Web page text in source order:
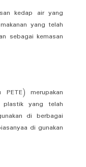
kedap air yang
yang telah
sebagai kemasan
merupakan
plastik yang telah
di berbagai
di gunakan